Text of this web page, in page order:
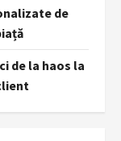
de
de la haos la